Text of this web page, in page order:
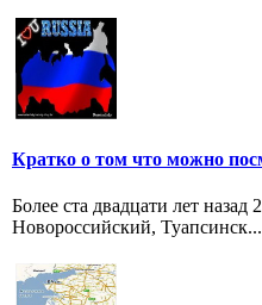
Кратко о том что можно
Более ста двадцати лет
Новороссийский, Туапсинск...